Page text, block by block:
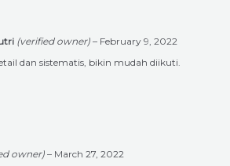
(verified owner) – February 9, 2022
dan sistematis, bikin mudah diikuti.
owner)– March 27, 2022